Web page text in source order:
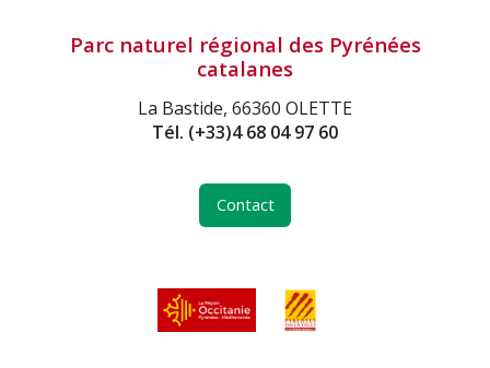
Parc naturel régional des Pyrénées
catalanes
La Bastide, 66360 OLETTE
Tél. (+33)4 68 04 97 60
Contact